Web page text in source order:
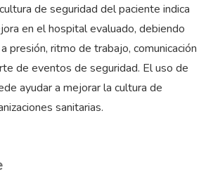
de seguridad del paciente indica
en el hospital evaluado, debiendo
presión, ritmo de trabajo, comunicación
de eventos de seguridad. El uso de
ayudar a mejorar la cultura de
sanitarias.